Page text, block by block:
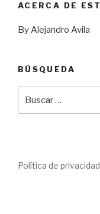
ACERCA DE
By Alejandro Avila
BÚSQUEDA
Política de privacidad